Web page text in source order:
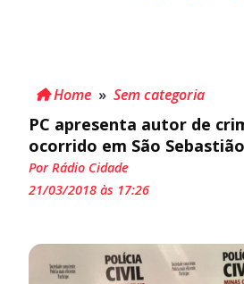
Home » Sem categoria
PC apresenta autor de
ocorrido em São
Por Rádio Cidade
21/03/2018 às 17:26